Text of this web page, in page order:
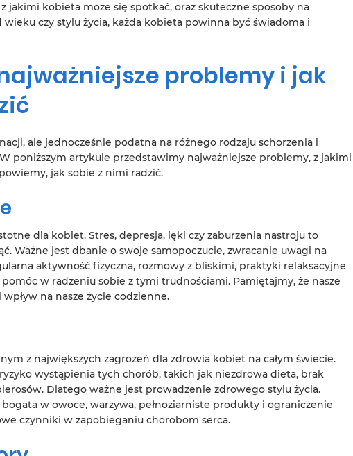
jakimi kobieta może się spotkać, oraz skuteczne sposoby na
czy stylu życia, każda kobieta powinna być świadoma i
problemy i jak
ale jednocześnie podatna na różnego rodzaju schorzenia i
poniższym artykule przedstawimy najważniejsze problemy, z jakimi
jak sobie z nimi radzić.
dla kobiet. Stres, depresja, lęki czy zaburzenia nastroju to
Ważne jest dbanie o swoje samopoczucie, zwracanie uwagi na
aktywność fizyczna, rozmowy z bliskimi, praktyki relaksacyjne
w radzeniu sobie z tymi trudnościami. Pamiętajmy, że nasze
na nasze życie codzienne.
z największych zagrożeń dla zdrowia kobiet na całym świecie.
wystąpienia tych chorób, takich jak niezdrowa dieta, brak
Dlatego ważne jest prowadzenie zdrowego stylu życia.
w owoce, warzywa, pełnoziarniste produkty i ograniczenie
czynniki w zapobieganiu chorobom serca.